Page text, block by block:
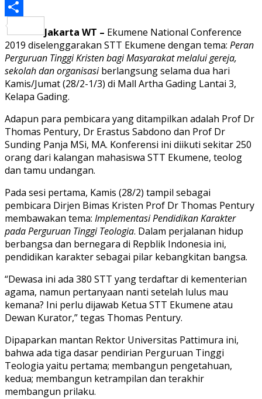
PrintFriendly
Share
Jakarta WT – Ekumene National Conference
2019 diselenggarakan STT Ekumene dengan tema: Peran
Perguruan Tinggi Kristen bagi Masyarakat melalui gereja,
sekolah dan organisasiberlangsung selama dua hari
Kamis/Jumat (28/2-1/3) di Mall Artha Gading Lantai 3,
Kelapa Gading.
Adapun para pembicara yang ditampilkan adalah Prof Dr
Thomas Pentury, Dr Erastus Sabdono dan Prof Dr
Sunding Panja MSi, MA. Konferensi ini diikuti sekitar 250
orang dari kalangan mahasiswa STT Ekumene, teolog
dan tamu undangan.
Pada sesi pertama, Kamis (28/2) tampil sebagai
pembicara Dirjen Bimas Kristen Prof Dr Thomas Pentury
membawakan tema: Implementasi Pendidikan Karakter
pada Perguruan Tinggi Teologia. Dalam perjalanan hidup
berbangsa dan bernegara di Repblik Indonesia ini,
pendidikan karakter sebagai pilar kebangkitan bangsa.
“Dewasa ini ada 380 STT yang terdaftar di kementerian
agama, namun pertanyaan nanti setelah lulus mau
kemana? Ini perlu dijawab Ketua STT Ekumene atau
Dewan Kurator,” tegas Thomas Pentury.
Dipaparkan mantan Rektor Universitas Pattimura ini,
bahwa ada tiga dasar pendirian Perguruan Tinggi
Teologia yaitu pertama; membangun pengetahuan,
kedua; membangun ketrampilan dan terakhir
membangun prilaku.